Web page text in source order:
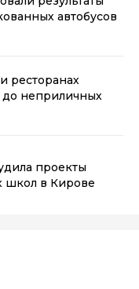
автобусов
ресторанах
неприличных
проекты
школ в Кирове